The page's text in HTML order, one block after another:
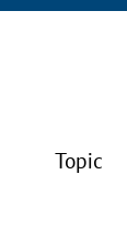
Topic